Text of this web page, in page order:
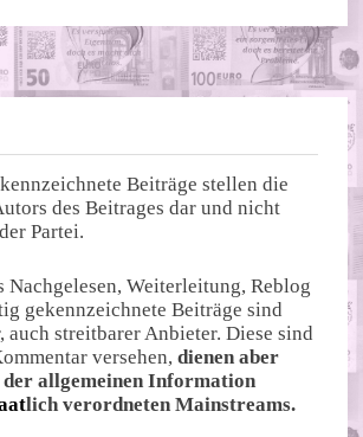
Beiträge stellen die
des Beitrages dar und nicht
Partei.
Nachgelesen, Weiterleitung, Reblog
gekennzeichnete Beiträge sind
auch streitbarer Anbieter. Diese sind
versehen,dienen aber
der allgemeinen Information
lich verordneten Mainstreams.